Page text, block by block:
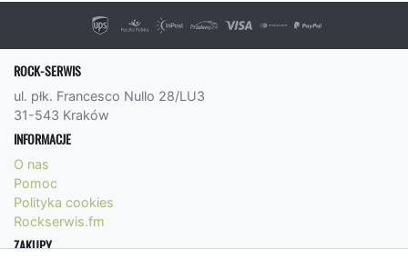
ROCK-SERWIS
ul. płk. Francesco Nullo 28/LU3
31-543 Kraków
INFORMACJE
O nas
Pomoc
Polityka cookies
Rockserwis.fm
ZAKUPY